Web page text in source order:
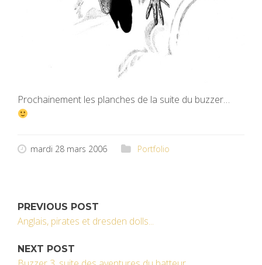
Prochainement les planches de la suite du buzzer…
mardi 28 mars 2006 Portfolio
PREVIOUS POST
Anglais, pirates et dresden dolls...
NEXT POST